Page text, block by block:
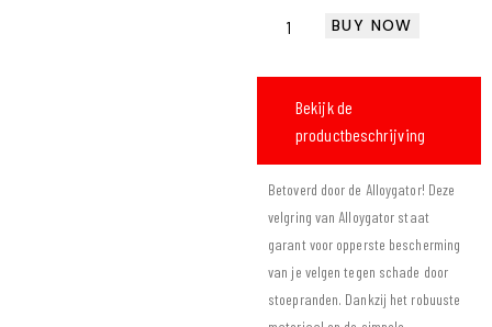
BUY NOW
Bekijk de
productbeschrijving
Betoverd door de Alloygator! Deze
velgring van Alloygator staat
garant voor opperste bescherming
van je velgen tegen schade door
stoepranden. Dankzij het robuuste